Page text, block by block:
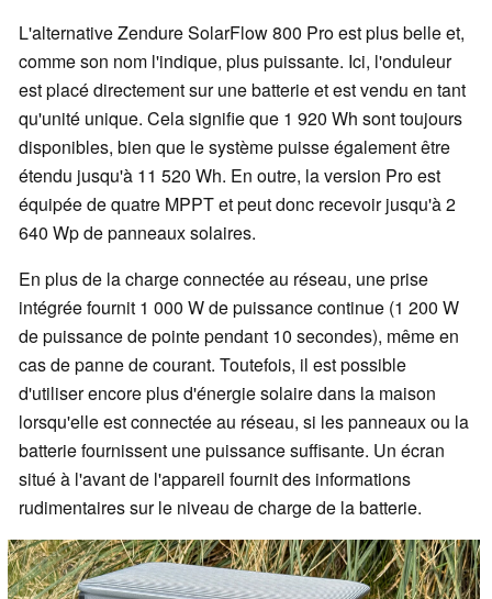
L'alternative Zendure SolarFlow 800 Pro est plus belle et,
comme son nom l'indique, plus puissante. Ici, l'onduleur
est placé directement sur une batterie et est vendu en tant
qu'unité unique. Cela signifie que 1 920 Wh sont toujours
disponibles, bien que le système puisse également être
étendu jusqu'à 11 520 Wh. En outre, la version Pro est
équipée de quatre MPPT et peut donc recevoir jusqu'à 2
640 Wp de panneaux solaires.
En plus de la charge connectée au réseau, une prise
intégrée fournit 1 000 W de puissance continue (1 200 W
de puissance de pointe pendant 10 secondes), même en
cas de panne de courant. Toutefois, il est possible
d'utiliser encore plus d'énergie solaire dans la maison
lorsqu'elle est connectée au réseau, si les panneaux ou la
batterie fournissent une puissance suffisante. Un écran
situé à l'avant de l'appareil fournit des informations
rudimentaires sur le niveau de charge de la batterie.